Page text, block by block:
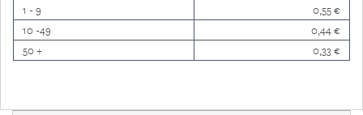
1 - 9
0,55 €
10 -49
0,44 €
50 +
0,33 €